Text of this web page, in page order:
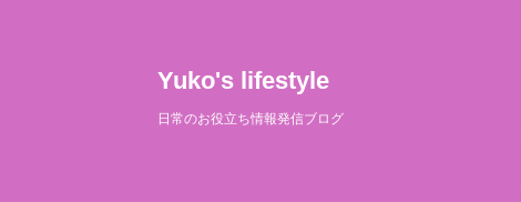
Yuko's lifestyle
日常のお役立ち情報発信ブログ